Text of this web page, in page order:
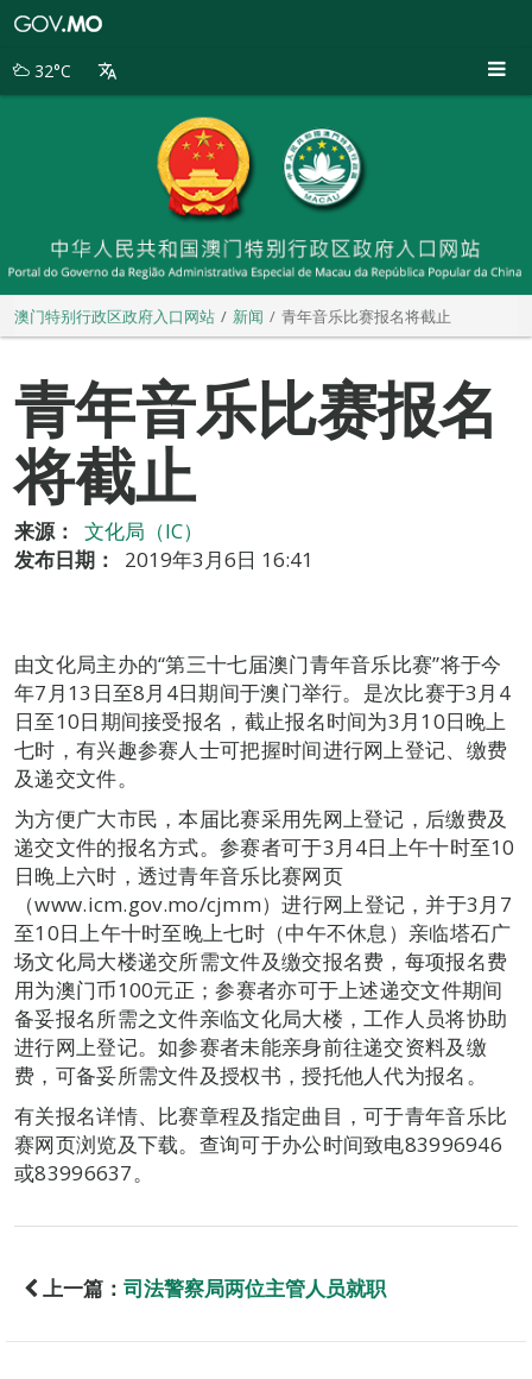
别
32°C
澳门特别行政区政府入口网站 新闻 青年音乐比赛报名将截止
青年音乐比赛报名
将截止
来源：
文化局（IC）
发布日期：
2019年3月6日 16:41
由文化局主办的“第三十七届澳门青年音乐比赛”将于今
年7月13日至8月4日期间于澳门举行。是次比赛于3月4
日至10日期间接受报名，截止报名时间为3月10日晚上
七时，有兴趣参赛人士可把握时间进行网上登记、缴费
及递交文件。
为方便广大市民，本届比赛采用先网上登记，后缴费及
递交文件的报名方式。参赛者可于3月4日上午十时至10
日晚上六时，透过青年音乐比赛网页
（www.icm.gov.mo/cjmm）进行网上登记，并于3月7
至10日上午十时至晚上七时（中午不休息）亲临塔石广
场文化局大楼递交所需文件及缴交报名费，每项报名费
用为澳门币100元正；参赛者亦可于上述递交文件期间
备妥报名所需之文件亲临文化局大楼，工作人员将协助
进行网上登记。如参赛者未能亲身前往递交资料及缴
费，可备妥所需文件及授权书，授托他人代为报名。
有关报名详情、比赛章程及指定曲目，可于青年音乐比
赛网页浏览及下载。查询可于办公时间致电83996946
或83996637。
上一篇： 司法警察局两位主管人员就职